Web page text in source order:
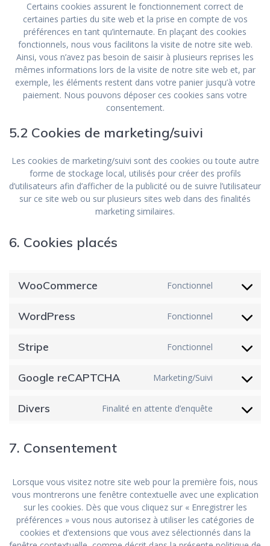
Certains cookies assurent le fonctionnement correct de
certaines parties du site web et la prise en compte de vos
préférences en tant qu’internaute. En plaçant des cookies
fonctionnels, nous vous facilitons la visite de notre site web.
Ainsi, vous n’avez pas besoin de saisir à plusieurs reprises les
mêmes informations lors de la visite de notre site web et, par
exemple, les éléments restent dans votre panier jusqu’à votre
paiement. Nous pouvons déposer ces cookies sans votre
consentement.
5.2 Cookies de marketing/suivi
Les cookies de marketing/suivi sont des cookies ou toute autre
forme de stockage local, utilisés pour créer des profils
d’utilisateurs afin d’afficher de la publicité ou de suivre l’utilisateur
sur ce site web ou sur plusieurs sites web dans des finalités
marketing similaires.
6. Cookies placés
WooCommerce Fonctionnel
Consent
service
WordPress Fonctionnel
Consent
service
Stripe Fonctionnel
Consent
service
Google reCAPTCHA Marketing/Suivi
Consent
service
Divers Finalité en attente d’enquête
Consent
7. Consentement
Lorsque vous visitez notre site web pour la première fois, nous
vous montrerons une fenêtre contextuelle avec une explication
sur les cookies. Dès que vous cliquez sur « Enregistrer les
préférences » vous nous autorisez à utiliser les catégories de
cookies et d’extensions que vous avez sélectionnés dans la